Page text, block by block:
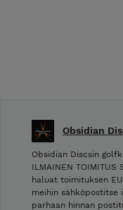
Obsidian
Obsidian Discsin
ILMAINEN
haluat toimituksen
meihin sähköpostitse
parhaan hinnan